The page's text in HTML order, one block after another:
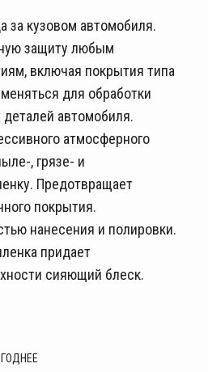
за кузовом автомобиля.
защиту любым
включая покрытия типа
для обработки
автомобиля.
атмосферного
, грязе- и
Предотвращает
покрытия.
нанесения и полировки.
придает
сияющий блеск.